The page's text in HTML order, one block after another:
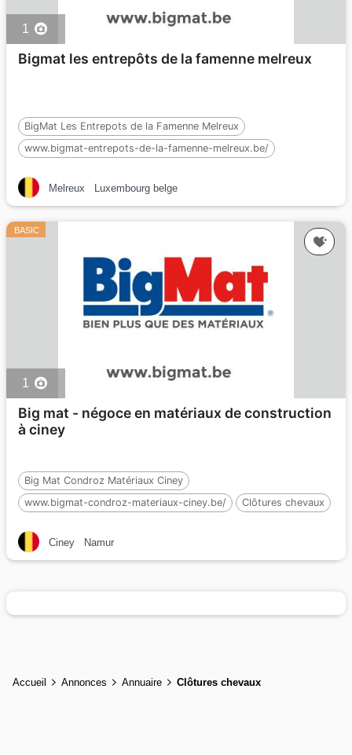
1
Bigmat les entrepôts de la famenne melreux
BigMat Les Entrepots de la Famenne Melreux
www.bigmat-entrepots-de-la-famenne-melreux.be/
Melreux
Luxembourg belge
BASIC
1
Big mat - négoce en matériaux de construction
à ciney
Big Mat Condroz Matériaux Ciney
www.bigmat-condroz-materiaux-ciney.be/
Clôtures chevaux
Ciney Namur
Accueil Annonces Annuaire Clôtures chevaux